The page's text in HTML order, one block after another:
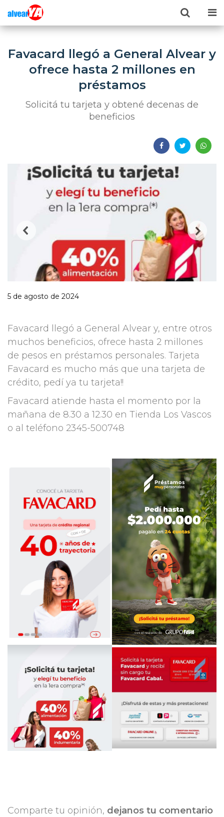
Favacard llegó a General Alvear y
ofrece hasta 2 millones en
préstamos
Solicitá tu tarjeta y obtené decenas de
beneficios
5 de agosto de 2024
Favacard llegó a General Alvear y, entre otros
muchos beneficios, ofrece hasta 2 millones
de pesos en préstamos personales. Tarjeta
Favacard es mucho más que una tarjeta de
crédito, pedí ya tu tarjeta!!
Favacard atiende hasta el momento por la
mañana de 8.30 a 12.30 en Tienda Los Vascos
o al teléfono 2345-500748
Comparte tu opinión, dejanos tu comentario